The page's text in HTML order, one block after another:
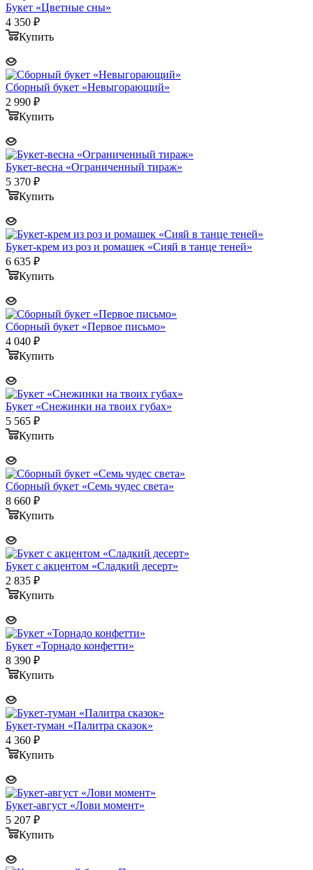
Букет «Цветные сны»
4 350 ₽
Купить
Сборный букет «Невыгорающий»
2 990 ₽
Купить
Букет-весна «Ограниченный тираж»
5 370 ₽
Купить
Букет-крем из роз и ромашек «Сияй в танце теней»
6 635 ₽
Купить
Сборный букет «Первое письмо»
4 040 ₽
Купить
Букет «Снежинки на твоих губах»
5 565 ₽
Купить
Сборный букет «Семь чудес света»
8 660 ₽
Купить
Букет с акцентом «Сладкий десерт»
2 835 ₽
Купить
Букет «Торнадо конфетти»
8 390 ₽
Купить
Букет-туман «Палитра сказок»
4 360 ₽
Купить
Букет-август «Лови момент»
5 207 ₽
Купить